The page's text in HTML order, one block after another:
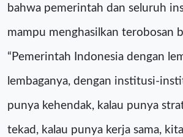
bahwa pemerintah dan seluruh
mampu menghasilkan terobosan
“Pemerintah Indonesia dengan
lembaganya, dengan institusi-
punya kehendak, kalau punya
tekad, kalau punya kerja sama,